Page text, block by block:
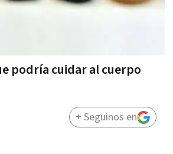
podría cuidar al cuerpo
+ Seguinos en